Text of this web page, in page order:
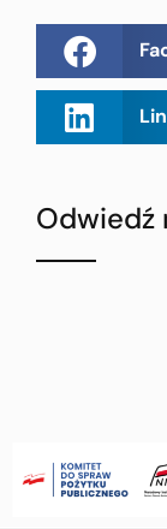
Odwiedź